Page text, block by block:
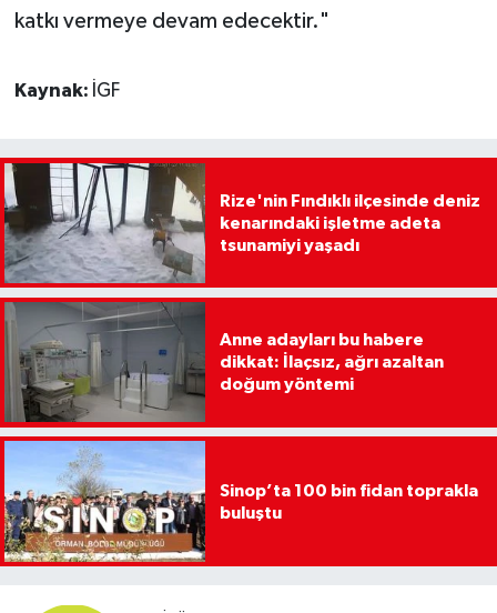
katkı vermeye devam edecektir."
Kaynak: İGF
Rize'nin Fındıklı ilçesinde deniz
kenarındaki işletme adeta
tsunamiyi yaşadı
Anne adayları bu habere
dikkat: İlaçsız, ağrı azaltan
doğum yöntemi
Sinop’ta 100 bin fidan toprakla
buluştu